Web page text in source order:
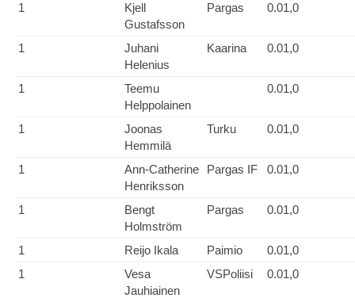
1
Kjell
Gustafsson
Pargas 0.01,0
1
Juhani
Helenius
Kaarina 0.01,0
1
Teemu
Helppolainen
0.01,0
1
Joonas
Hemmilä
Turku 0.01,0
1
Ann-Catherine
Henriksson
Pargas IF 0.01,0
1
Bengt
Holmström
Pargas 0.01,0
1 Reijo Ikala Paimio
0.01,0
1
Vesa
Jauhiainen
VSPoliisi 0.01,0